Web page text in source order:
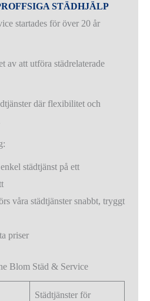
STÄDHJÄLP
startades för över 20 år
av att utföra städrelaterade
där flexibilitet och
städtjänst på ett
våra städtjänster snabbt, tryggt
priser
Blom Städ & Service
Städtjänster för